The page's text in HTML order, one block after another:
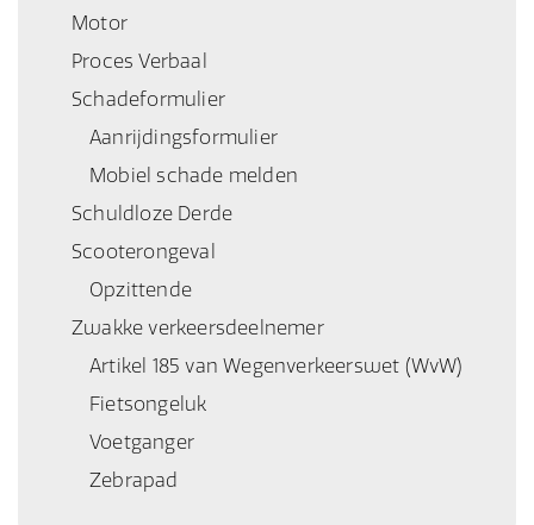
Motor
Proces Verbaal
Schadeformulier
Aanrijdingsformulier
Mobiel schade melden
Schuldloze Derde
Scooterongeval
Opzittende
Zwakke verkeersdeelnemer
Artikel 185 van Wegenverkeerswet (WvW)
Fietsongeluk
Voetganger
Zebrapad